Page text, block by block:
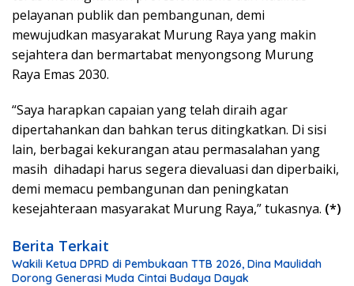
pelayanan publik dan pembangunan, demi
mewujudkan masyarakat Murung Raya yang makin
sejahtera dan bermartabat menyongsong Murung
Raya Emas 2030.
“Saya harapkan capaian yang telah diraih agar
dipertahankan dan bahkan terus ditingkatkan. Di sisi
lain, berbagai kekurangan atau permasalahan yang
masih dihadapi harus segera dievaluasi dan diperbaiki,
demi memacu pembangunan dan peningkatan
kesejahteraan masyarakat Murung Raya,” tukasnya. (*)
Berita Terkait
Wakili Ketua DPRD di Pembukaan TTB 2026, Dina Maulidah
Dorong Generasi Muda Cintai Budaya Dayak